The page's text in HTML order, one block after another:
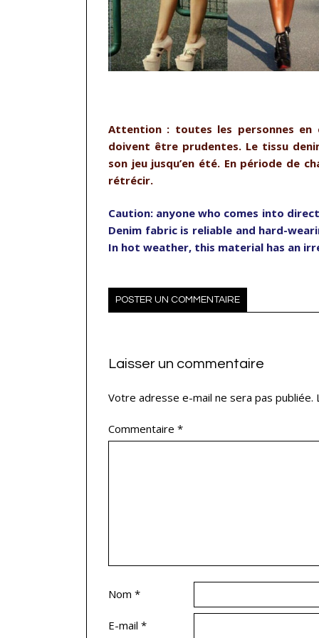
Attention : toutes les personnes
doivent être prudentes. Le tissu
son jeu jusqu’en été. En période de
rétrécir.
Caution: anyone who comes into
Denim fabric is reliable and hard-
In hot weather, this material has an
POSTER UN COMMENTAIRE
Laisser un commentaire
Votre adresse e-mail ne sera pas publiée.
Commentaire *
Nom *
E-mail *